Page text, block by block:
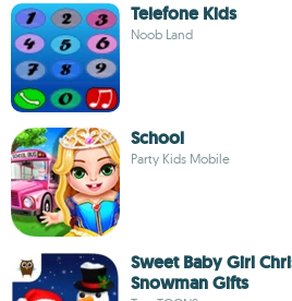
Telefone Kids
Noob Land
School
Party Kids Mobile
Sweet Baby Girl
Snowman Gifts